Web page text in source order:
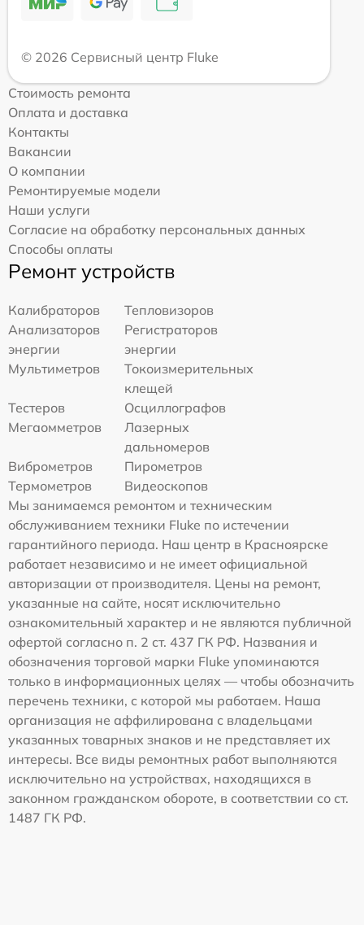
© 2026 Сервисный центр Fluke
Стоимость ремонта
Оплата и доставка
Контакты
Вакансии
О компании
Ремонтируемые модели
Наши услуги
Согласие на обработку персональных данных
Способы оплаты
Ремонт устройств
Калибраторов
Тепловизоров
Анализаторов
энергии
Регистраторов
энергии
Мультиметров
Токоизмерительных
клещей
Тестеров
Осциллографов
Мегаомметров
Лазерных
дальномеров
Виброметров
Пирометров
Термометров
Видеоскопов
Мы занимаемся ремонтом и техническим
обслуживанием техники Fluke по истечении
гарантийного периода. Наш центр в Красноярске
работает независимо и не имеет официальной
авторизации от производителя. Цены на ремонт,
указанные на сайте, носят исключительно
ознакомительный характер и не являются публичной
офертой согласно п. 2 ст. 437 ГК РФ. Названия и
обозначения торговой марки Fluke упоминаются
только в информационных целях — чтобы обозначить
перечень техники, с которой мы работаем. Наша
организация не аффилирована с владельцами
указанных товарных знаков и не представляет их
интересы. Все виды ремонтных работ выполняются
исключительно на устройствах, находящихся в
законном гражданском обороте, в соответствии со ст.
1487 ГК РФ.